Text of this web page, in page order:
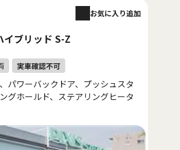
イブリッド S-Z
お気に入り追加
パワーバックドア、プッシュスタ
グホールド、ステアリングヒータ